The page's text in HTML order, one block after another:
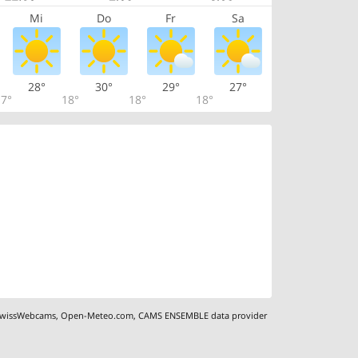
Mi Do Fr Sa
28°
18°
30°
18°
29°
18°
27°
,Open-Meteo.com,CAMS ENSEMBLE data provider